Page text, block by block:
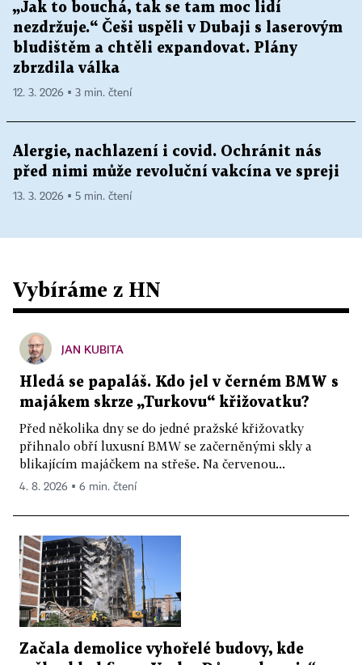
„Jak to bouchá, tak se tam moc lidí
nezdržuje.“ Češi uspěli v Dubaji s laserovým
bludištěm a chtěli expandovat. Plány
zbrzdila válka
12. 3. 2026 ▪ 3 min. čtení
Alergie, nachlazení i covid. Ochránit nás
před nimi může revoluční vakcína ve spreji
13. 3. 2026 ▪ 5 min. čtení
Vybíráme z HN
JAN KUBITA
Hledá se papaláš. Kdo jel v černém BMW s
majákem skrze „Turkovu“ křižovatku?
Před několika dny se do jedné pražské křižovatky
přihnalo obří luxusní BMW se začerněnými skly a
blikajícím majáčkem na střeše. Na červenou...
4. 8. 2026 ▪ 6 min. čtení
Začala demolice vyhořelé budovy, kde